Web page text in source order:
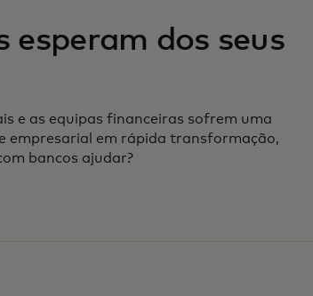
esperam dos seus
e as equipas financeiras sofrem uma
empresarial em rápida transformação,
bancos ajudar?